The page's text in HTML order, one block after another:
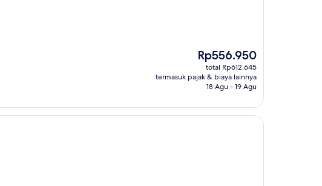
Harga
sekarang
Rp556.950
Rp556.950
total Rp612.645
termasuk pajak & biaya lainnya
18 Agu - 19 Agu